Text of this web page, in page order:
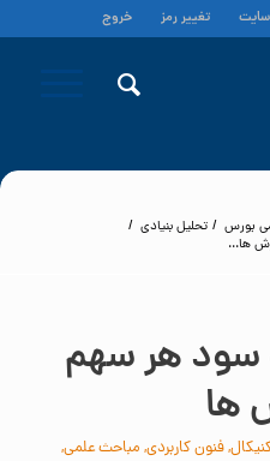
سایت تغییر رمز خروج
بورس / تحلیل بنیادی /
ها...
سود هر سهم
ها
,فنون کاربردی, مباحث علمی,